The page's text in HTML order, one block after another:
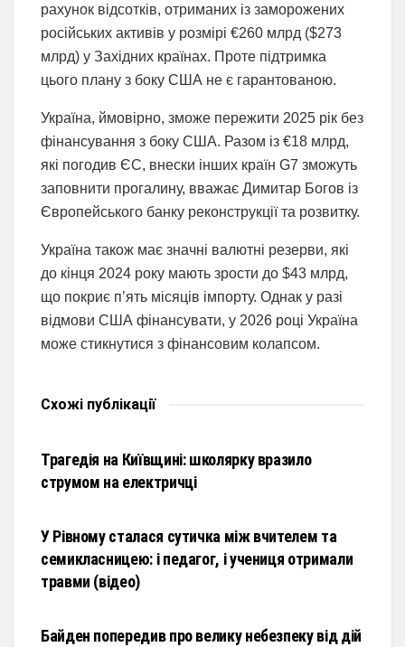
рахунок відсотків, отриманих із заморожених
російських активів у розмірі €260 млрд ($273
млрд) у Західних країнах. Проте підтримка
цього плану з боку США не є гарантованою.
Україна, ймовірно, зможе пережити 2025 рік без
фінансування з боку США. Разом із €18 млрд,
які погодив ЄС, внески інших країн G7 зможуть
заповнити прогалину, вважає Димитар Богов із
Європейського банку реконструкції та розвитку.
Україна також має значні валютні резерви, які
до кінця 2024 року мають зрости до $43 млрд,
що покриє п’ять місяців імпорту. Однак у разі
відмови США фінансувати, у 2026 році Україна
може стикнутися з фінансовим колапсом.
Схожі публікації
Трагедія на Київщині: школярку вразило
струмом на електричці
У Рівному сталася сутичка між вчителем та
семикласницею: і педагог, і учениця отримали
травми (відео)
Байден попередив про велику небезпеку від дій